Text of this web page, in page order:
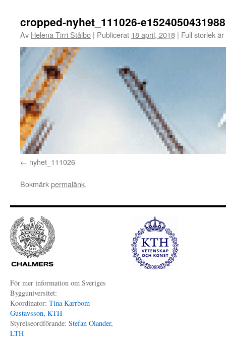
cropped-nyhet_111026-
Av Helena Tirri Stålbo | Publicerat 18 april, 2018 | Full storlek är
nyhet_111026
Bokmärkpermalänk.
För mer information om Sveriges
Bygguniversitet:
Koordinator: Tina Karrbom
Gustavsson, KTH
Styrelseordförande: Stefan Olander,
LTH